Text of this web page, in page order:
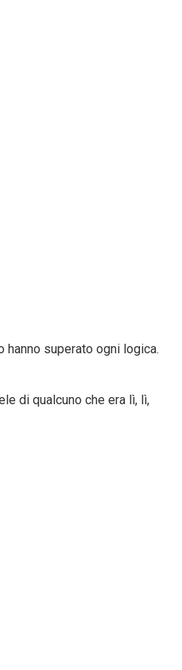
hanno superato ogni logica.
di qualcuno che era lì, lì,